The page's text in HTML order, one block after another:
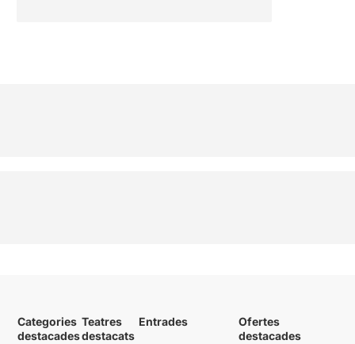
Categories
destacades
Teatres
destacats
Entrades
Ofertes
destacades